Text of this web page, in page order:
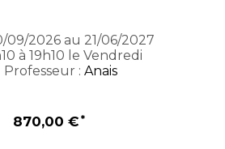
09/2026 au 21/06/2027
à 19h10 le Vendredi
Professeur : Anais
870,00 €